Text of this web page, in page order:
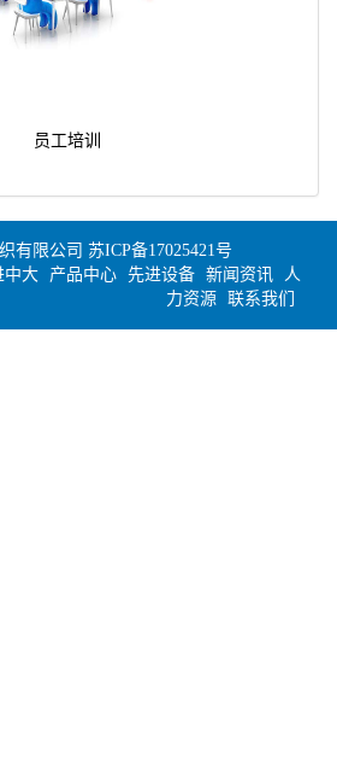
员工培训
有限公司 苏ICP备17025421号
中大 产品中心 先进设备 新闻资讯
人
力资源
联系我们